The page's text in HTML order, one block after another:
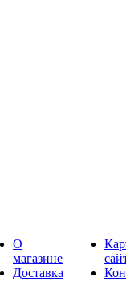
О
магазине
Доставка